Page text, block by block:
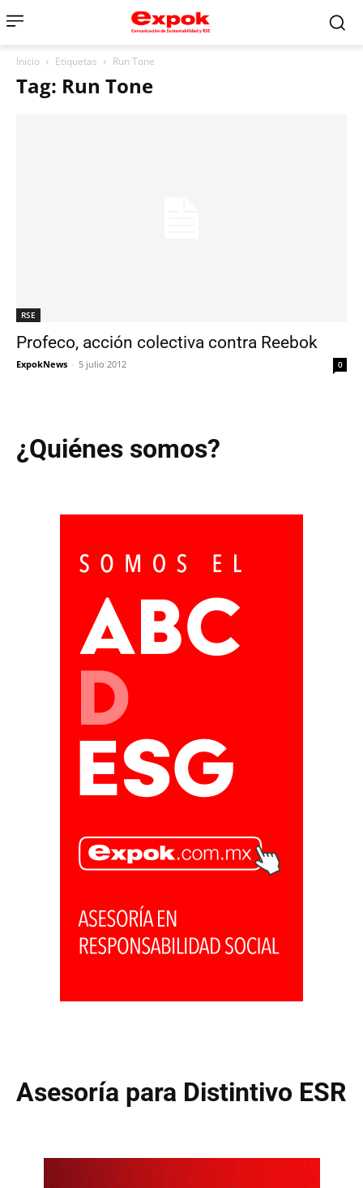
Inicio Etiquetas Run Tone
Tag: Run Tone
RSE
Profeco, acción colectiva contra Reebok
ExpokNews - 5 julio 2012 0
¿Quiénes somos?
Asesoría para Distintivo ESR